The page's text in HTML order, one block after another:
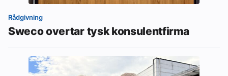
Rådgivning
Sweco overtar tysk konsulentfirma